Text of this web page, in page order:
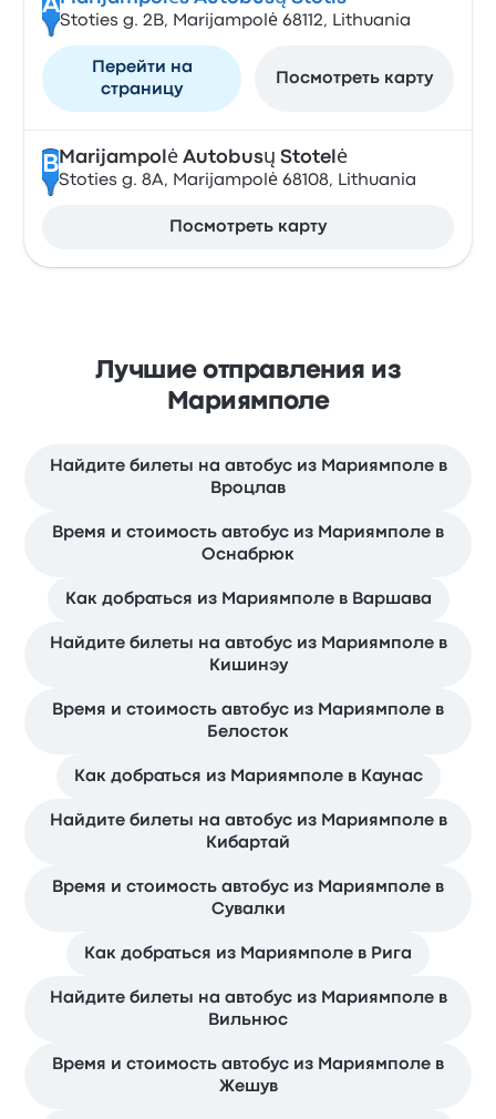
A
Stoties g. 2B, Marijampolė 68112, Lithuania
Перейти на
страницу
Посмотреть карту
B Marijampolė Autobusų Stotelė
Stoties g. 8A, Marijampolė 68108, Lithuania
Посмотреть карту
Лучшие отправления из
Мариямполе
Найдите билеты на автобус из Мариямполе в
Вроцлав
Время и стоимость автобус из Мариямполе в
Оснабрюк
Как добраться из Мариямполе в Варшава
Найдите билеты на автобус из Мариямполе в
Кишинэу
Время и стоимость автобус из Мариямполе в
Белосток
Как добраться из Мариямполе в Каунас
Найдите билеты на автобус из Мариямполе в
Кибартай
Время и стоимость автобус из Мариямполе в
Сувалки
Как добраться из Мариямполе в Рига
Найдите билеты на автобус из Мариямполе в
Вильнюс
Время и стоимость автобус из Мариямполе в
Жешув